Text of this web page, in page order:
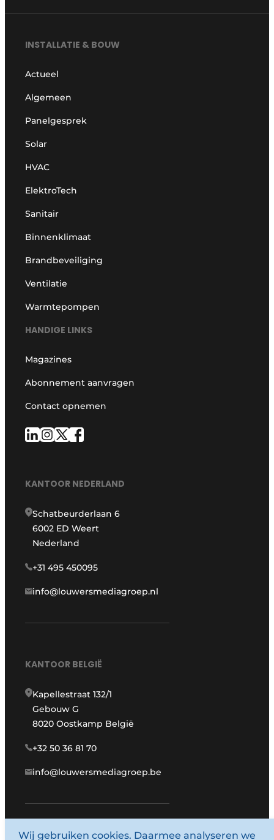
INSTALLATIE & BOUW
Actueel
Algemeen
Panelgesprek
Solar
HVAC
ElektroTech
Sanitair
Binnenklimaat
Brandbeveiliging
Ventilatie
Warmtepompen
HANDIGE LINKS
Magazines
Abonnement aanvragen
Contact opnemen
KANTOOR NEDERLAND
Schatbeurderlaan 6
6002 ED Weert
Nederland
+31 495 450095
info@louwersmediagroep.nl
KANTOOR BELGIË
Kapellestraat 132/1
Gebouw G
8020 Oostkamp België
+32 50 36 81 70
info@louwersmediagroep.be
www.louwersmediagroep.com
Wij gebruiken cookies. Daarmee analyseren we